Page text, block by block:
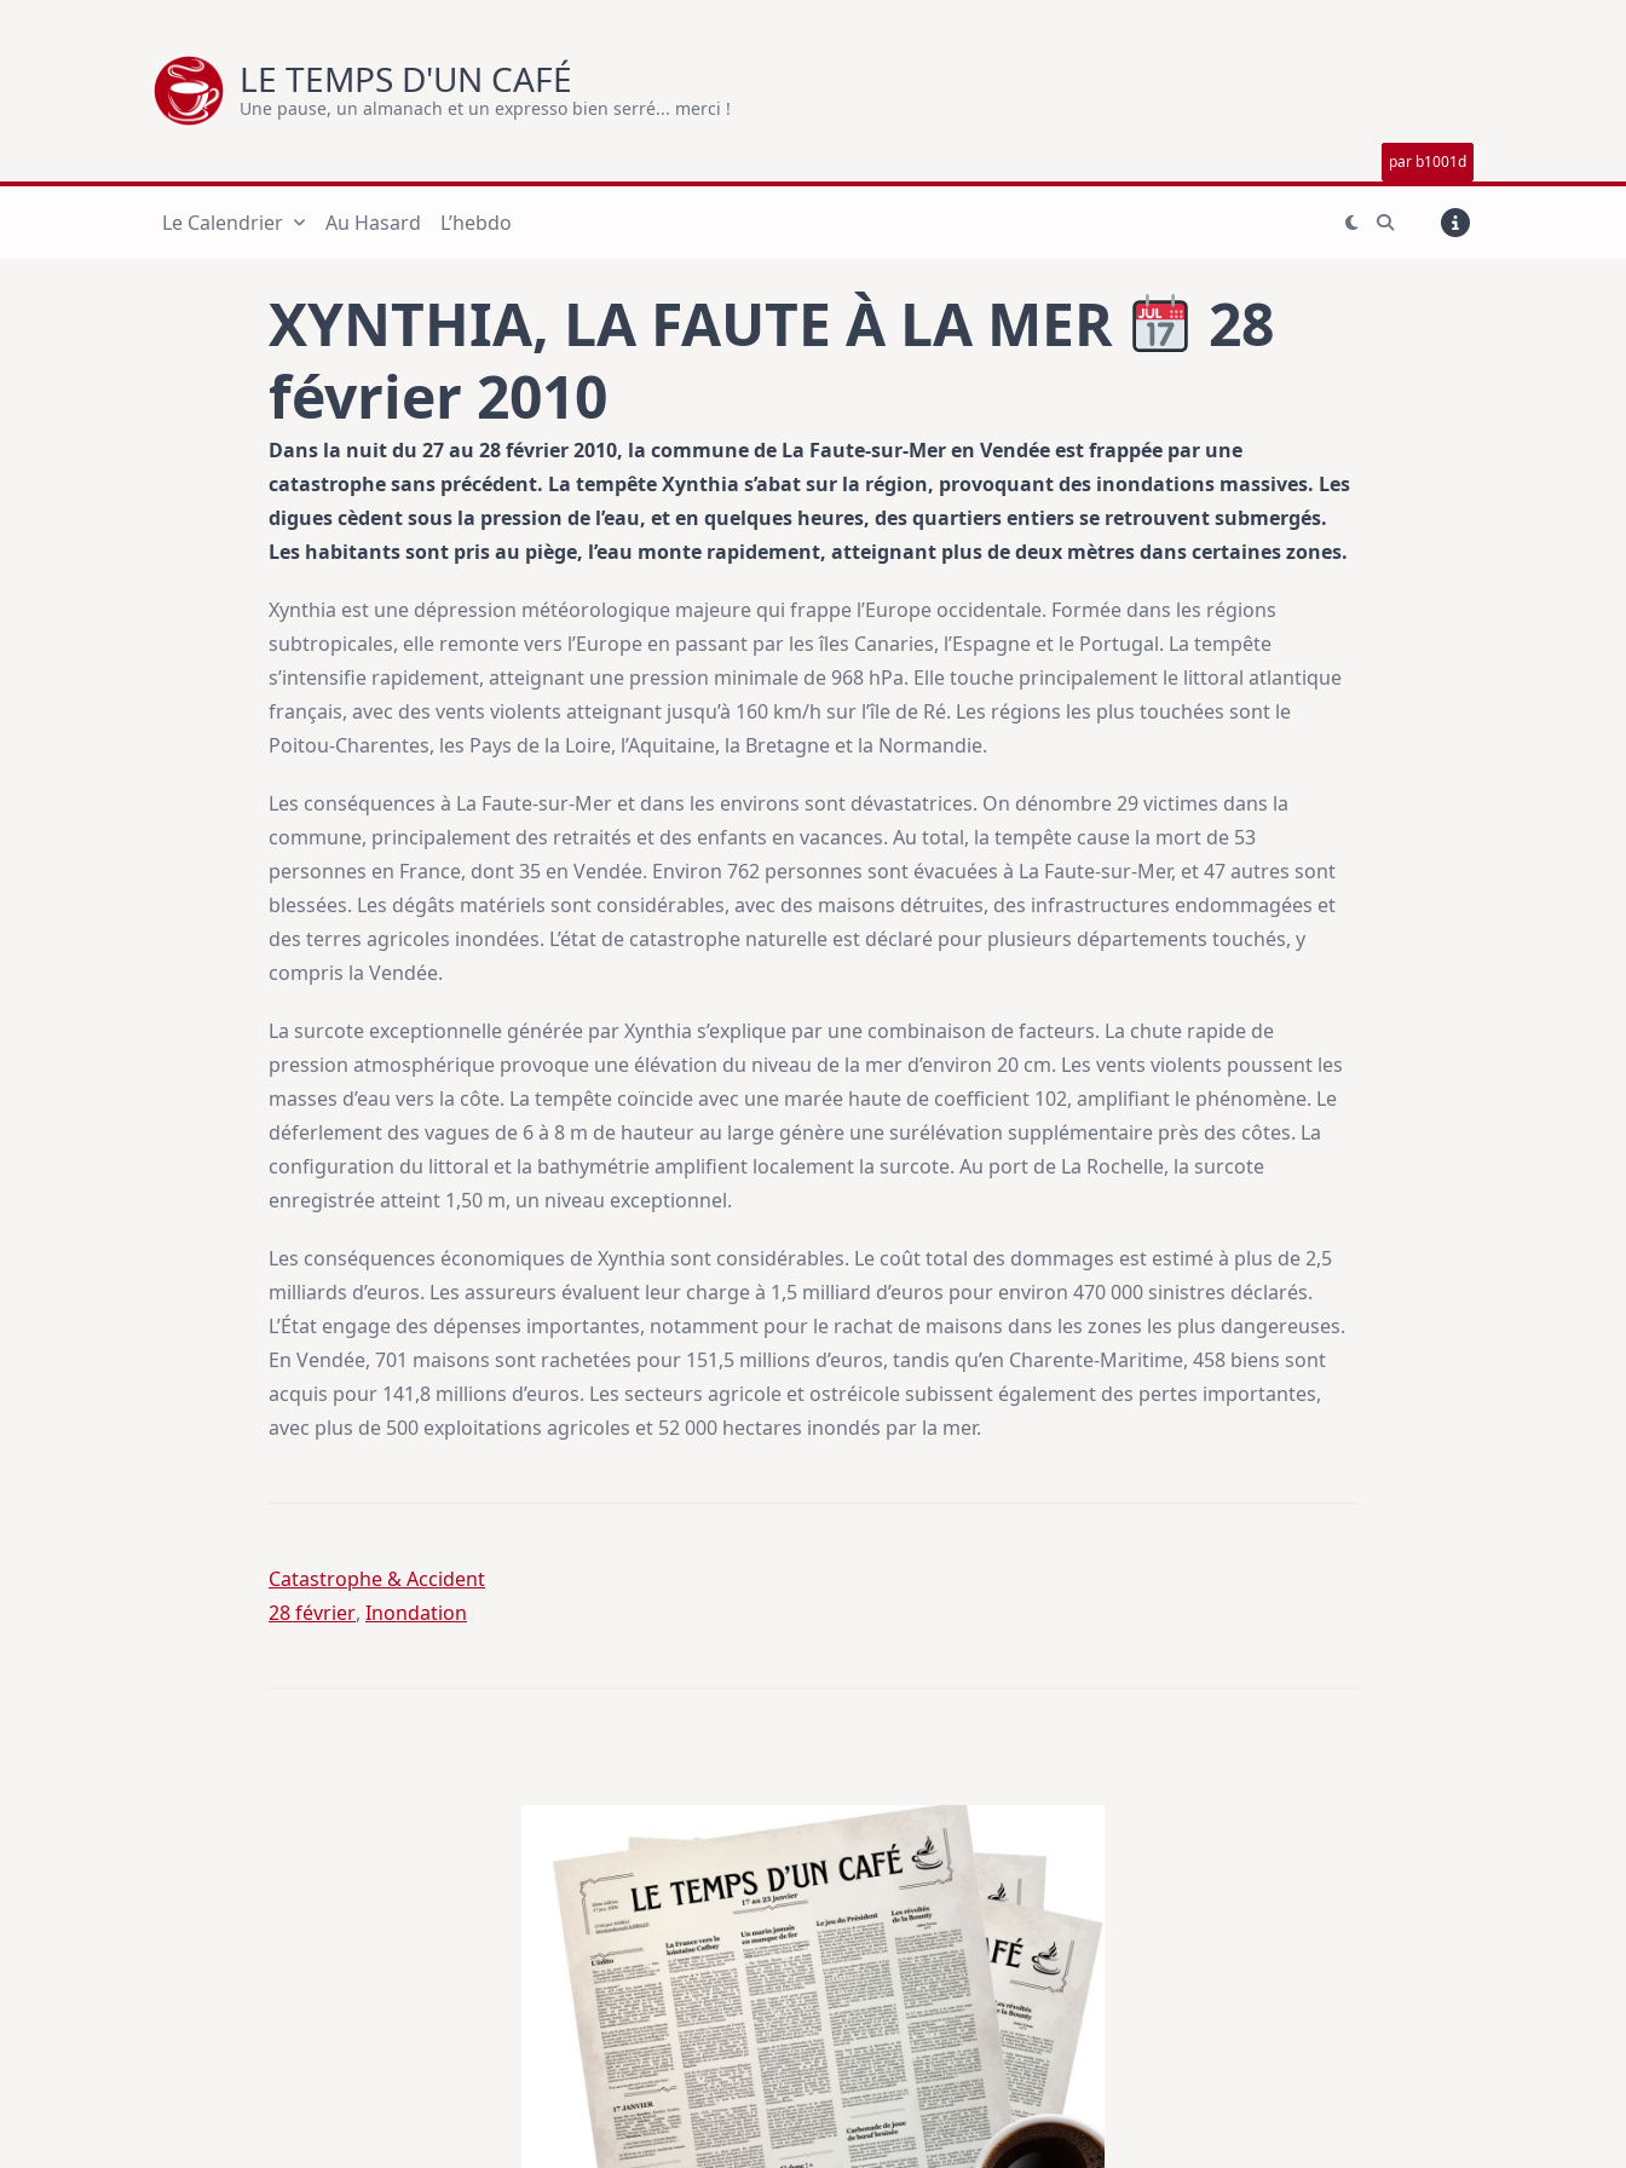
LE TEMPS D'UN CAFÉ
Une pause, un almanach et un expresso bien serré... merci !
par b1001d
Le Calendrier Au Hasard L’hebdo
XYNTHIA, LA FAUTE À LA MER
28
février 2010
Dans la nuit du 27 au 28 février 2010, la commune de La Faute-sur-Mer en Vendée est frappée par une
catastrophe sans précédent. La tempête Xynthia s’abat sur la région, provoquant des inondations massives. Les
digues cèdent sous la pression de l’eau, et en quelques heures, des quartiers entiers se retrouvent submergés.
Les habitants sont pris au piège, l’eau monte rapidement, atteignant plus de deux mètres dans certaines zones.
Xynthia est une dépression météorologique majeure qui frappe l’Europe occidentale. Formée dans les régions
subtropicales, elle remonte vers l’Europe en passant par les îles Canaries, l’Espagne et le Portugal. La tempête
s’intensifie rapidement, atteignant une pression minimale de 968 hPa. Elle touche principalement le littoral atlantique
français, avec des vents violents atteignant jusqu’à 160 km/h sur l’île de Ré. Les régions les plus touchées sont le
Poitou-Charentes, les Pays de la Loire, l’Aquitaine, la Bretagne et la Normandie.
Les conséquences à La Faute-sur-Mer et dans les environs sont dévastatrices. On dénombre 29 victimes dans la
commune, principalement des retraités et des enfants en vacances. Au total, la tempête cause la mort de 53
personnes en France, dont 35 en Vendée. Environ 762 personnes sont évacuées à La Faute-sur-Mer, et 47 autres sont
blessées. Les dégâts matériels sont considérables, avec des maisons détruites, des infrastructures endommagées et
des terres agricoles inondées. L’état de catastrophe naturelle est déclaré pour plusieurs départements touchés, y
compris la Vendée.
La surcote exceptionnelle générée par Xynthia s’explique par une combinaison de facteurs. La chute rapide de
pression atmosphérique provoque une élévation du niveau de la mer d’environ 20 cm. Les vents violents poussent les
masses d’eau vers la côte. La tempête coïncide avec une marée haute de coefficient 102, amplifiant le phénomène. Le
déferlement des vagues de 6 à 8 m de hauteur au large génère une surélévation supplémentaire près des côtes. La
configuration du littoral et la bathymétrie amplifient localement la surcote. Au port de La Rochelle, la surcote
enregistrée atteint 1,50 m, un niveau exceptionnel.
Les conséquences économiques de Xynthia sont considérables. Le coût total des dommages est estimé à plus de 2,5
milliards d’euros. Les assureurs évaluent leur charge à 1,5 milliard d’euros pour environ 470 000 sinistres déclarés.
L’État engage des dépenses importantes, notamment pour le rachat de maisons dans les zones les plus dangereuses.
En Vendée, 701 maisons sont rachetées pour 151,5 millions d’euros, tandis qu’en Charente-Maritime, 458 biens sont
acquis pour 141,8 millions d’euros. Les secteurs agricole et ostréicole subissent également des pertes importantes,
avec plus de 500 exploitations agricoles et 52 000 hectares inondés par la mer.
Catastrophe & Accident
28 février, Inondation